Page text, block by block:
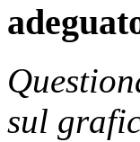
sul